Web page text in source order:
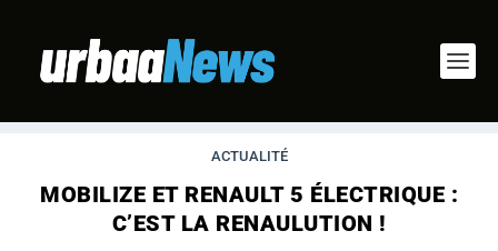
ACTUALITÉ
MOBILIZE ET RENAULT 5 ÉLECTRIQUE :
C’EST LA RENAULUTION !